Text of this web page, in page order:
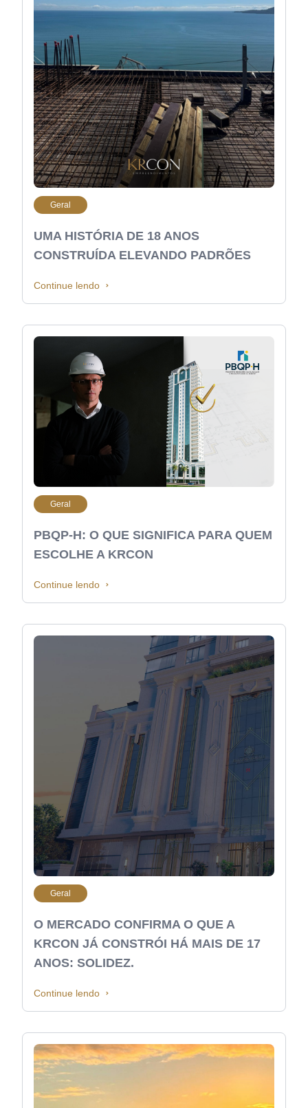
Geral
UMA HISTÓRIA DE 18 ANOS
CONSTRUÍDA ELEVANDO PADRÕES
Continue lendo
Geral
PBQP-H: O QUE SIGNIFICA PARA QUEM
ESCOLHE A KRCON
Continue lendo
Geral
O MERCADO CONFIRMA O QUE A
KRCON JÁ CONSTRÓI HÁ MAIS DE 17
ANOS: SOLIDEZ.
Continue lendo